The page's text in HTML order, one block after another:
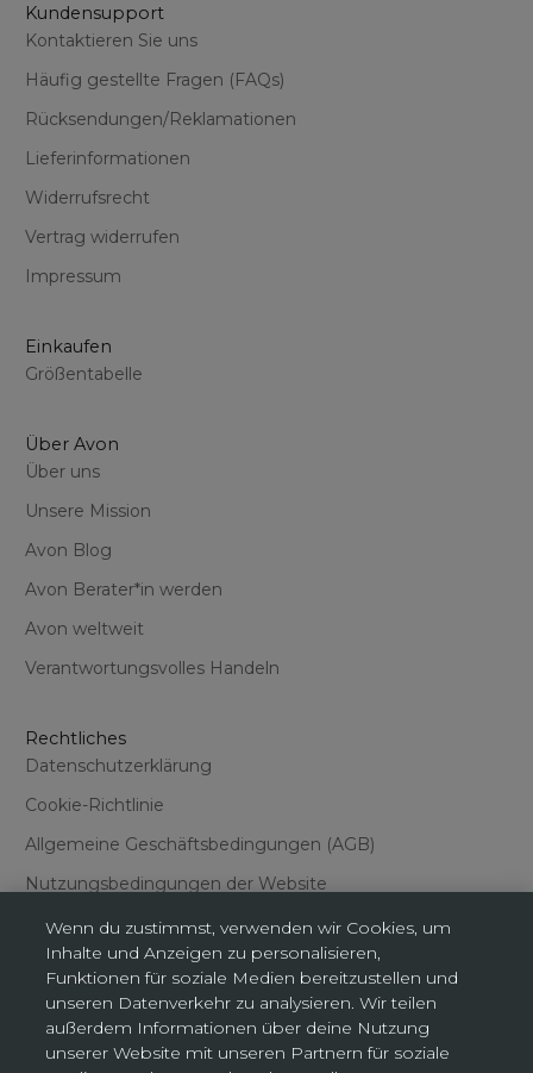
Kundensupport
Kontaktieren Sie uns
Häufig gestellte Fragen (FAQs)
Rücksendungen/Reklamationen
Lieferinformationen
Widerrufsrecht
Vertrag widerrufen
Impressum
Einkaufen
Größentabelle
Über Avon
Über uns
Unsere Mission
Avon Blog
Avon Berater*in werden
Avon weltweit
Verantwortungsvolles Handeln
Rechtliches
Datenschutzerklärung
Cookie-Richtlinie
Allgemeine Geschäftsbedingungen (AGB)
Nutzungsbedingungen der Website
Cookies-Einstellungen
Wenn du zustimmst, verwenden wir Cookies, um
Inhalte und Anzeigen zu personalisieren,
Funktionen für soziale Medien bereitzustellen und
unseren Datenverkehr zu analysieren. Wir teilen
außerdem Informationen über deine Nutzung
unserer Website mit unseren Partnern für soziale